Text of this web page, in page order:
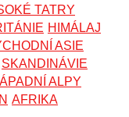
TATRY
HIMÁLAJ
ASIE
SKANDINÁVIE
ALPY
AFRIKA